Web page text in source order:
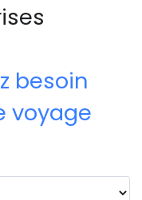
besoin
voyage